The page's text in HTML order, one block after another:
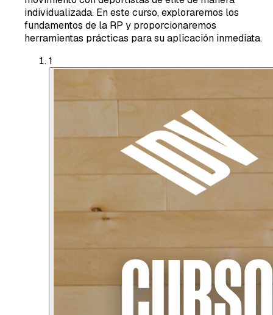
individualizada. En este curso, exploraremos los
fundamentos de la RP y proporcionaremos
herramientas prácticas para su aplicación inmediata.
1